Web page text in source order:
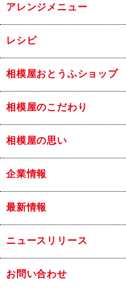
アレンジメニュー
レシピ
相模屋おとうふショップ
相模屋のこだわり
相模屋の思い
企業情報
最新情報
ニュースリリース
お問い合わせ